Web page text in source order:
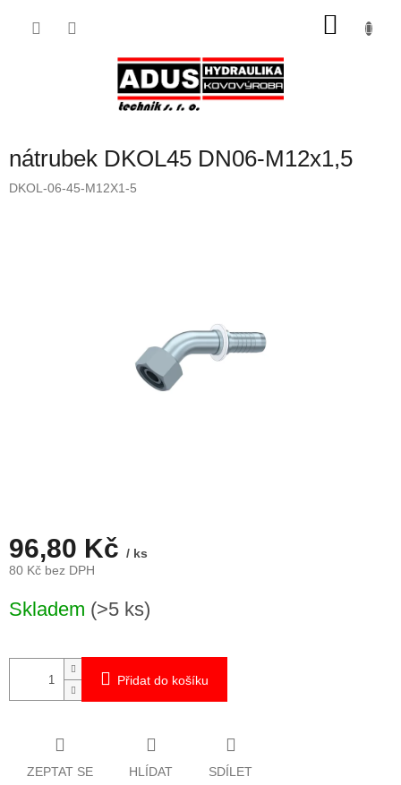
nátrubek DKOL45 DN06-M12x1,5
DKOL-06-45-M12X1-5
96,80 Kč / ks
80 Kč bez DPH
cena:
Skladem (>5 ks)
Přidat do košíku
ZEPTAT SE HLÍDAT SDÍLET